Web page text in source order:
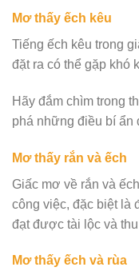
Mơ thấy ếch kêu
Tiếng ếch kêu trong
đặt ra có thể gặp khó
Hãy đắm chìm trong
phá những điều bí ẩn
Mơ thấy rắn và ếch
Giấc mơ về rắn và
công việc, đặc biệt là
đạt được tài lộc và
Mơ thấy ếch và rùa